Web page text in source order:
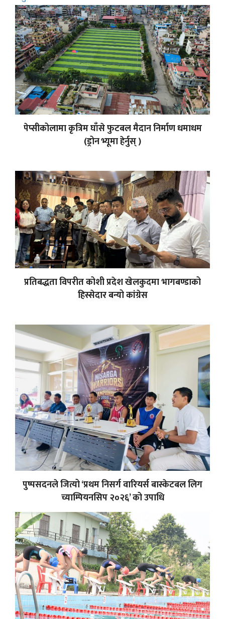
पेप्सीकोलामा कृत्रिम घाँसे फुटबल मैदान निर्माण धमाधम
(ड्रोन भ्यूमा हेर्नुस् )
प्रतिबद्धता विपरीत कोशी प्रदेश खेलकुदमा भागबण्डाको
हिस्सेदार बन्यो कांग्रेस
पुष्पसदनले जित्यो ‘प्रथम निसर्ग वारियर्स बास्केटबल लिग
च्याम्पियनसिप २०२६’ को उपाधि